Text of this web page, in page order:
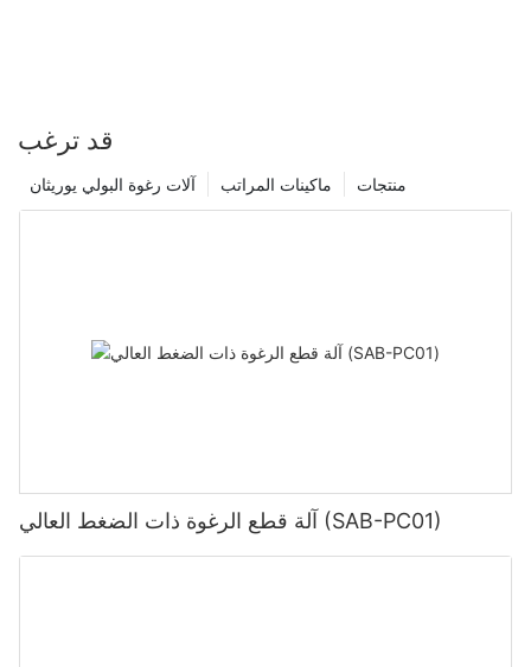
قد ترغب
منتجات ماكينات المراتب آلات رغوة البولي يوريثان
آلة قطع الرغوة ذات الضغط العالي (SAB-PC01)